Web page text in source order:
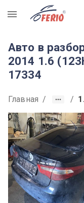
R
Авто в
2014 1.6
17334
Главная / /